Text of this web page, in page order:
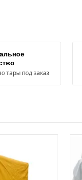
тары под заказ